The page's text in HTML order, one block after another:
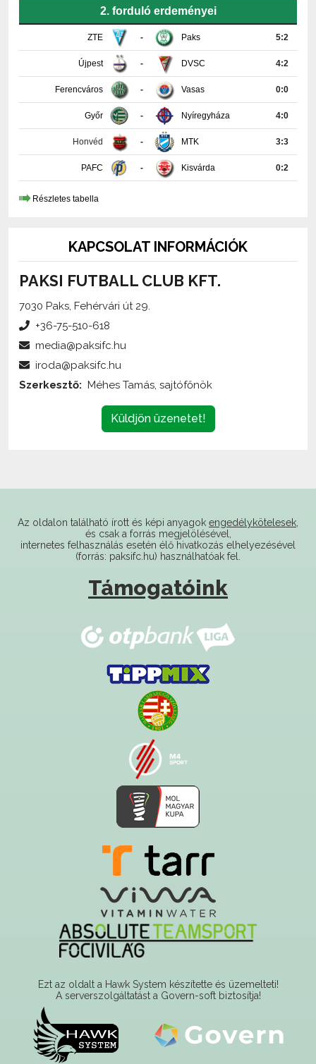
ZTE - Paks
Újpest DVSC 4:2
Ferencváros Vasas 0:0
Győr Nyíregyháza 4:0
Honvéd MTK 3:3
PAFC Kisvárda 0:2
Részletes tabella
PAKSI FUTBALL CLUB KFT.
7030 Paks, Fehérvári út 29.
Küldjön üzenetet!
internetes felhasználás esetén élő hivatkozás elhelyezésével
(forrás: paksifc.hu) használhatóak fel.
Támogatóink
Ezt az oldalt a Hawk System készítette és üzemelteti!